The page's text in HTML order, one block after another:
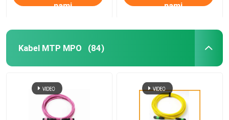
nami nami
Kabel MTP MPO (84)